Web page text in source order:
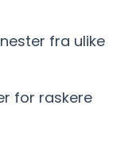
fra ulike
for raskere